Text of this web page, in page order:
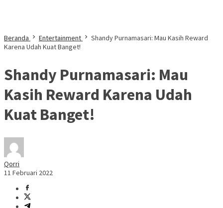
Beranda Entertainment
Shandy Purnamasari: Mau Kasih Reward
Karena Udah Kuat Banget!
Shandy Purnamasari: Mau
Kasih Reward Karena Udah
Kuat Banget!
Qorri
11 Februari 2022